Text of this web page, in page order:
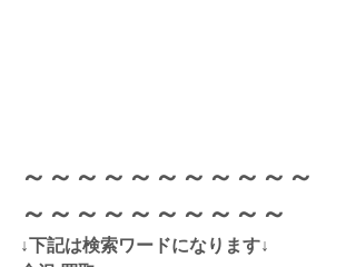
～～～～～～～～～～～
～～～～～～～～～～
↓下記は検索ワードになります↓